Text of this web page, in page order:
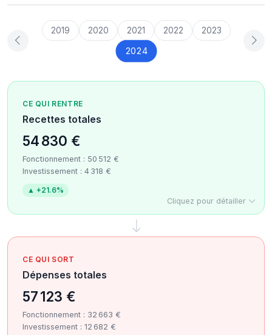
2019 2020 2021 2022 2023
2024
CE QUI RENTRE
Recettes totales
54 830 €
Fonctionnement : 50 512 €
Investissement : 4 318 €
▲ +21.6%
Cliquez pour détailler
CE QUI SORT
Dépenses totales
57 123 €
Fonctionnement : 32 663 €
Investissement : 12 682 €